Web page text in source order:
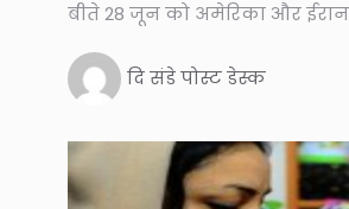
बीते 28 जून को अमेरिका और
दि संडे पोस्ट डेस्क